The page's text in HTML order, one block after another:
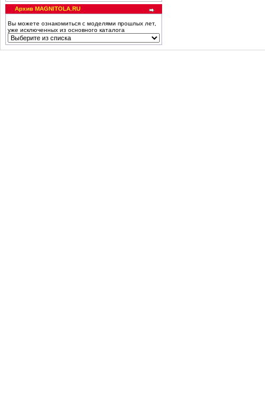
Архив MAGNITOLA.RU
Вы можете ознакомиться с моделями прошлых лет,
уже исключенных из основного каталога